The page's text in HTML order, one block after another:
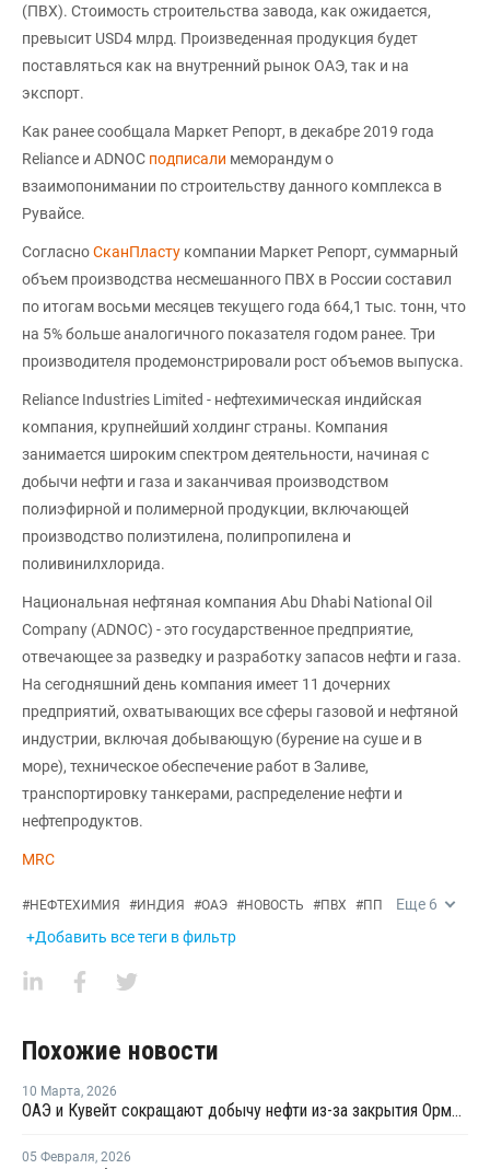
(ПВХ). Стоимость строительства завода, как ожидается,
превысит USD4 млрд. Произведенная продукция будет
поставляться как на внутренний рынок ОАЭ, так и на
экспорт.
Как ранее сообщала Маркет Репорт, в декабре 2019 года
Reliance и ADNOC подписали меморандум о
взаимопонимании по строительству данного комплекса в
Рувайсе.
СогласноСканПласту компании Маркет Репорт, суммарный
объем производства несмешанного ПВХ в России составил
по итогам восьми месяцев текущего года 664,1 тыс. тонн, что
на 5% больше аналогичного показателя годом ранее. Три
производителя продемонстрировали рост объемов выпуска.
Reliance Industries Limited - нефтехимическая индийская
компания, крупнейший холдинг страны. Компания
занимается широким спектром деятельности, начиная с
добычи нефти и газа и заканчивая производством
полиэфирной и полимерной продукции, включающей
производство полиэтилена, полипропилена и
поливинилхлорида.
Национальная нефтяная компания Abu Dhabi National Oil
Company (ADNOC) - это государственное предприятие,
отвечающее за разведку и разработку запасов нефти и газа.
На сегодняшний день компания имеет 11 дочерних
предприятий, охватывающих все сферы газовой и нефтяной
индустрии, включая добывающую (бурение на суше и в
море), техническое обеспечение работ в Заливе,
транспортировку танкерами, распределение нефти и
нефтепродуктов.
MRC
#НЕФТЕХИМИЯ #ИНДИЯ #ОАЭ #НОВОСТЬ #ПВХ #ПП Еще 6
+Добавить все теги в фильтр
Похожие новости
10 Марта, 2026
ОАЭ и Кувейт сокращают добычу нефти из-за закрытия Ормузского пролива
05 Февраля, 2026